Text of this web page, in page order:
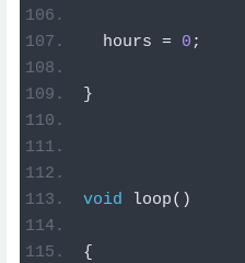
  hours
= 0 ;
}
void loop()
{